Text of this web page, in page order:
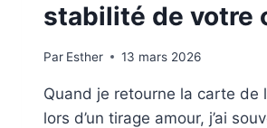
stabilité de votre
Par Esther 13 mars 2026
Quand je retourne la carte de
lors d’un tirage amour, j’ai